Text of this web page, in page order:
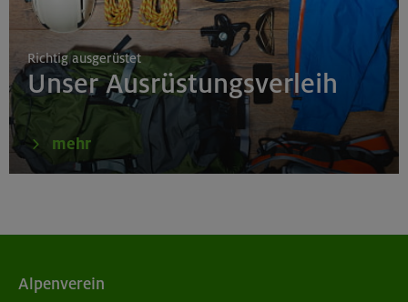
Richtig ausgerüstet
Unser Ausrüstungsverleih
mehr
Alpenverein